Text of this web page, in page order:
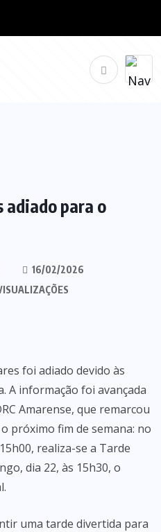
adiado para o
16/02/2026
foi adiado devido às
A informação foi avançada
Amarense, que remarcou
próximo fim de semana: no
realiza-se a Tarde
dia 22, às 15h30, o
uma tarde divertida para